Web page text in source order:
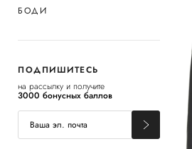
БОДИ
ПОДПИШИТЕСЬ
на рассылку и получите
3000 бонусных баллов